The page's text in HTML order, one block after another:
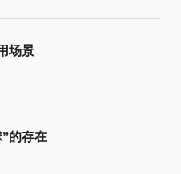
场景
的存在